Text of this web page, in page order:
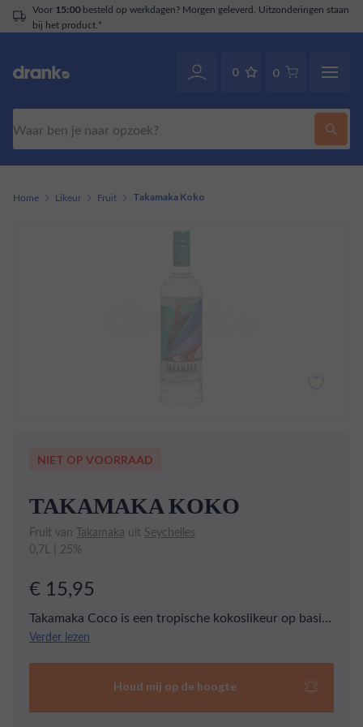
Voor 15:00besteld op werkdagen? Morgen geleverd. Uitzonderingen staan
bij het product.*
0 0
Home Likeur Fruit Takamaka Koko
NIET OP VOORRAAD
TAKAMAKA KOKO
Fruit van Takamaka uit Seychelles
0,7L | 25%
€ 15,95
Takamaka Coco is een tropische kokoslikeur op basis
van witte rum, verrijkt met pure, natuurlijke
die je direct naar een zonnig strand transporteert.
Perfect voor zomerse cocktails: mix met ananassap
Verder lezen
Houd mij op de hoogte